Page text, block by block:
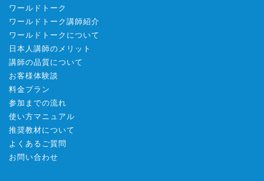
ワールドトーク
ワールドトーク講師紹介
ワールドトークについて
日本人講師のメリット
講師の品質について
お客様体験談
料金プラン
参加までの流れ
使い方マニュアル
推奨教材について
よくあるご質問
お問い合わせ